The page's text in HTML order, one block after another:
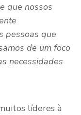
que nossos
pessoas que
de um foco
necessidades
líderes à